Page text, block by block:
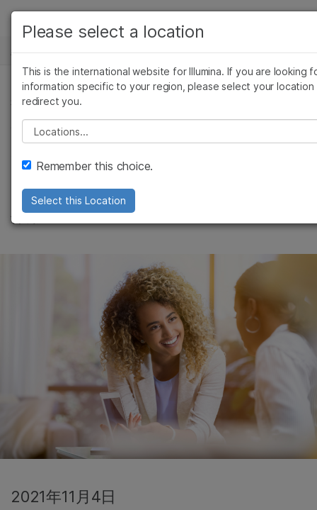
Skip to content
解决方案
学习
公司
支持
推荐内容链接
新闻中心
社区, 复杂疾病
焦点：遗传咨询师关
注日
关注遗传咨询师在医疗保健领域发挥的重要
作用
2021年11月4日
查看更多相关内容。选择您感兴趣的领域:
癌症研究
微生物学
农业基因组学
复杂疾病
临床肿瘤学
遗传病和罕见病
Please select a location
This is the international website for Illumina. If you are looking
information specific to your region, please select your location
redirect you.
Please select a location
Remember this choice.
Select this Location